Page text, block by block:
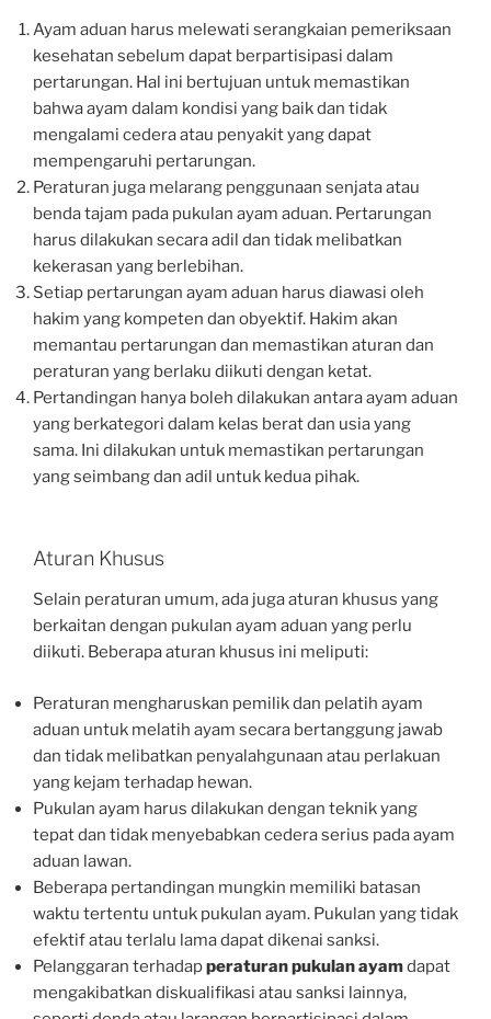
Ayam aduan harus melewati serangkaian pemeriksaan
kesehatan sebelum dapat berpartisipasi dalam
pertarungan. Hal ini bertujuan untuk memastikan
bahwa ayam dalam kondisi yang baik dan tidak
mengalami cedera atau penyakit yang dapat
mempengaruhi pertarungan.
Peraturan juga melarang penggunaan senjata atau
benda tajam pada pukulan ayam aduan. Pertarungan
harus dilakukan secara adil dan tidak melibatkan
kekerasan yang berlebihan.
Setiap pertarungan ayam aduan harus diawasi oleh
hakim yang kompeten dan obyektif. Hakim akan
memantau pertarungan dan memastikan aturan dan
peraturan yang berlaku diikuti dengan ketat.
Pertandingan hanya boleh dilakukan antara ayam aduan
yang berkategori dalam kelas berat dan usia yang
sama. Ini dilakukan untuk memastikan pertarungan
yang seimbang dan adil untuk kedua pihak.
Aturan Khusus
Selain peraturan umum, ada juga aturan khusus yang
berkaitan dengan pukulan ayam aduan yang perlu
diikuti. Beberapa aturan khusus ini meliputi:
Peraturan mengharuskan pemilik dan pelatih ayam
aduan untuk melatih ayam secara bertanggung jawab
dan tidak melibatkan penyalahgunaan atau perlakuan
yang kejam terhadap hewan.
Pukulan ayam harus dilakukan dengan teknik yang
tepat dan tidak menyebabkan cedera serius pada ayam
aduan lawan.
Beberapa pertandingan mungkin memiliki batasan
waktu tertentu untuk pukulan ayam. Pukulan yang tidak
efektif atau terlalu lama dapat dikenai sanksi.
Pelanggaran terhadapperaturan pukulan ayamdapat
mengakibatkan diskualifikasi atau sanksi lainnya,